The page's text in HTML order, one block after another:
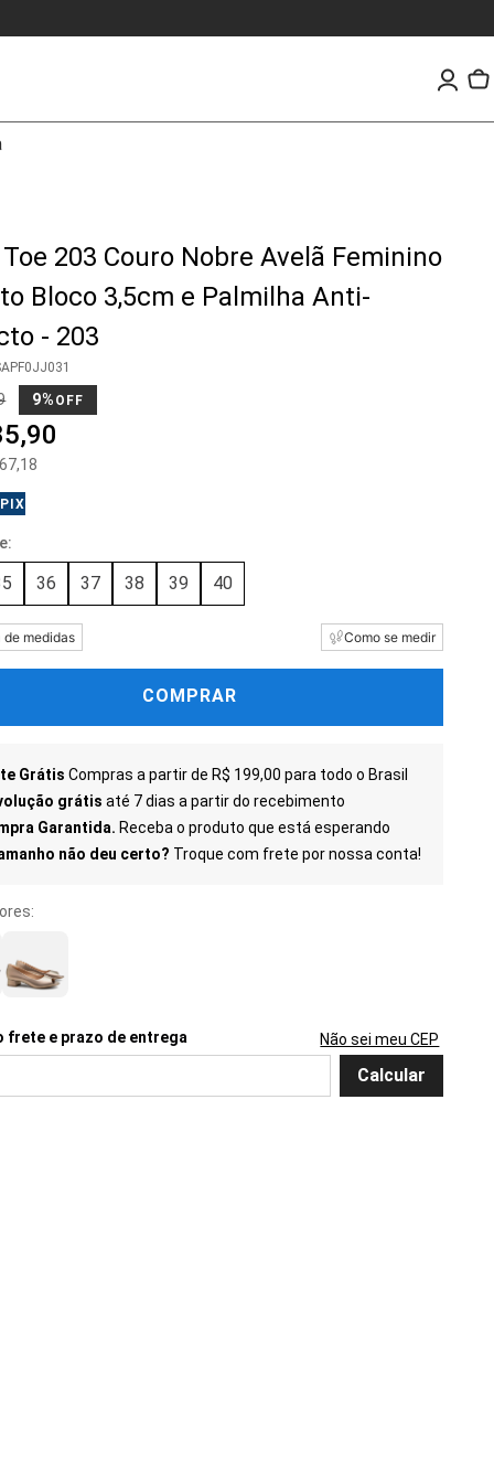
203 Couro Nobre Avelã Feminino
Bloco 3,5cm e Palmilha Anti-
- 203
9% OFF
,90
67,18
36 37 38 39 40
de medidas Como se medir
COMPRAR
Grátis Compras a partir de R$ 199,00 para todo o Brasil
grátis até 7 dias a partir do recebimento
Garantida. Receba o produto que está esperando
não deu certo? Troque com frete por nossa conta!
Não sei meu CEP